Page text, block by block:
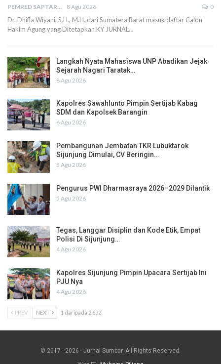
PEMRED SAPTARIUS 8 Agu 2026 0
Dr. Dhifla Wiyani, S.H., M.H.,dari Sumatera Barat masuk daftar Calon
Hakim Agung yang Ditetapkan KY JURNAL…
Langkah Nyata Mahasiswa UNP Abadikan Jejak
Sejarah Nagari Taratak…
8 Agu 2026
Kapolres Sawahlunto Pimpin Sertijab Kabag
SDM dan Kapolsek Barangin
6 Agu 2026
Pembangunan Jembatan TKR Lubuktarok
Sijunjung Dimulai, CV Beringin…
5 Agu 2026
Pengurus PWI Dharmasraya 2026–2029 Dilantik
5 Agu 2026
Tegas, Langgar Disiplin dan Kode Etik, Empat
Polisi Di Sijunjung…
4 Agu 2026
Kapolres Sijunjung Pimpin Upacara Sertijab Ini
PJU Nya
4 Agu 2026
PREV NEXT 1 daripada 2,632
© 2017 - 2026 - Jurnal Sumbar. All Rights Reserved.